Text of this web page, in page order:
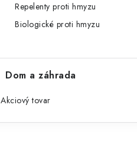
Repelenty proti hmyzu
Biologické proti hmyzu
Dom a záhrada
Akciový tovar